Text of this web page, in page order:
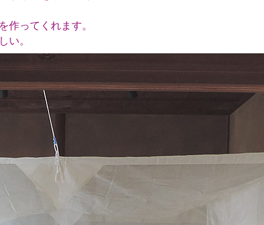
作ってくれます。
い。